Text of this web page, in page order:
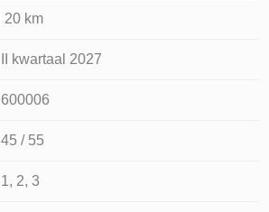
20 km
II kwartaal 2027
600006
45 / 55
1, 2, 3